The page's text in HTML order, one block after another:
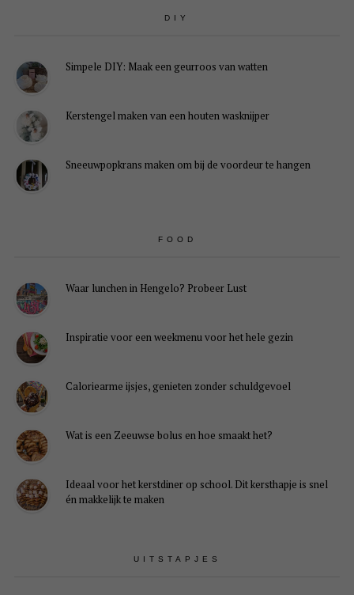
DIY
Simpele DIY: Maak een geurroos van watten
Kerstengel maken van een houten wasknijper
Sneeuwpopkrans maken om bij de voordeur te hangen
FOOD
Waar lunchen in Hengelo? Probeer Lust
Inspiratie voor een weekmenu voor het hele gezin
Caloriearme ijsjes, genieten zonder schuldgevoel
Wat is een Zeeuwse bolus en hoe smaakt het?
Ideaal voor het kerstdiner op school. Dit kersthapje is snel
én makkelijk te maken
UITSTAPJES